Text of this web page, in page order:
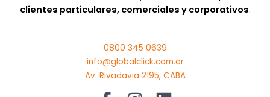
clientes particulares, comerciales y corporativos.
0800 345 0639
info@globalclick.com.ar
Av. Rivadavia 2195, CABA